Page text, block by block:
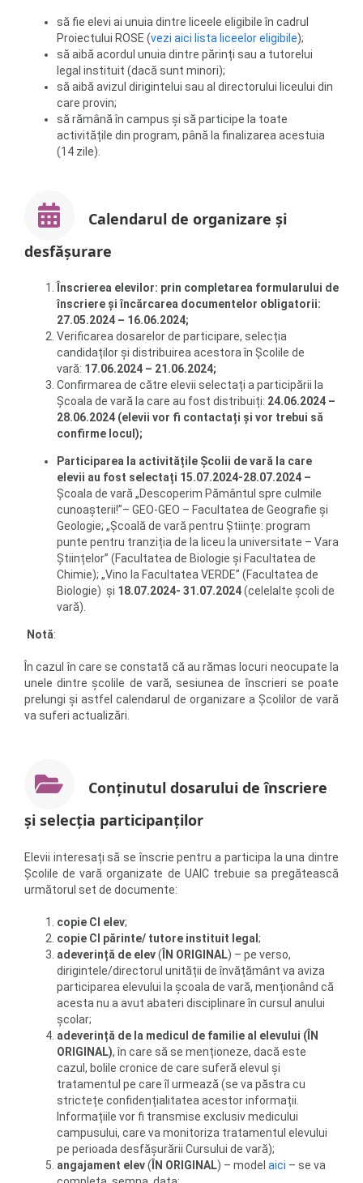
să fie elevi ai unuia dintre liceele eligibile în cadrul
Proiectului ROSE (vezi aici lista liceelor eligibile);
să aibă acordul unuia dintre părinți sau a tutorelui
legal instituit (dacă sunt minori);
să aibă avizul dirigintelui sau al directorului liceului din
care provin;
să rămână în campus și să participe la toate
activitățile din program, până la finalizarea acestuia
(14 zile).
Calendarul de organizare și
desfășurare
Înscrierea elevilor: prin completarea formularului de
înscriere și încărcarea documentelor obligatorii:
27.05.2024 – 16.06.2024;
Verificarea dosarelor de participare, selecția
candidaților și distribuirea acestora în Școlile de
vară: 17.06.2024 – 21.06.2024;
Confirmarea de către elevii selectați a participării la
Școala de vară la care au fost distribuiți: 24.06.2024 –
28.06.2024 (elevii vor fi contactați și vor trebui să
confirme locul);
Participarea la activitățile Școlii de vară la care
elevii au fost selectați 15.07.2024-28.07.2024 –
Școala de vară „Descoperim Pământul spre culmile
cunoaşterii!”– GEO-GEO – Facultatea de Geografie și
Geologie; „Şcoală de vară pentru Ştiințe: program
punte pentru tranziția de la liceu la universitate – Vara
Ştiințelor” (Facultatea de Biologie și Facultatea de
Chimie); „Vino la Facultatea VERDE” (Facultatea de
Biologie) și 18.07.2024- 31.07.2024(celelalte școli de
vară).
Notă:
În cazul în care se constată că au rămas locuri neocupate la
unele dintre școlile de vară, sesiunea de înscrieri se poate
prelungi și astfel calendarul de organizare a Școlilor de vară
va suferi actualizări.
Conținutul dosarului de înscriere
și selecția participanților
Elevii interesați să se înscrie pentru a participa la una dintre
Școlile de vară organizate de UAIC trebuie sa pregătească
următorul set de documente:
copie CI elev;
copie CI părinte/ tutore instituit legal ;
adeverință de elev( ÎN ORIGINAL) – pe verso,
dirigintele/directorul unității de învățământ va aviza
participarea elevului la școala de vară, menționând că
acesta nu a avut abateri disciplinare în cursul anului
școlar;
adeverință de la medicul de familie al elevului (ÎN
ORIGINAL), în care să se menționeze, dacă este
cazul, bolile cronice de care suferă elevul și
tratamentul pe care îl urmează (se va păstra cu
strictețe confidențialitatea acestor informații.
Informațiile vor fi transmise exclusiv medicului
campusului, care va monitoriza tratamentul elevului
pe perioada desfășurării Cursului de vară);
angajament elev( ÎN ORIGINAL) – model aici – se va